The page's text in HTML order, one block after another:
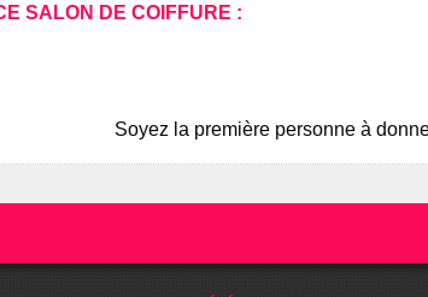
SALON DE COIFFURE :
Soyez la première personne à